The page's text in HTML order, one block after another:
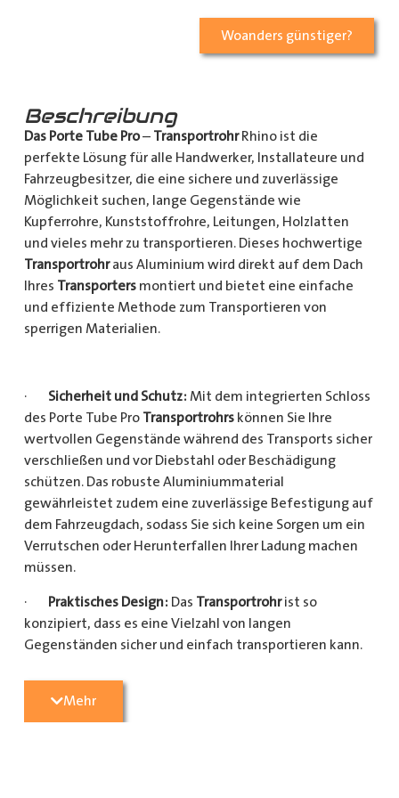
Woanders günstiger?
Beschreibung
Das Porte Tube Pro– TransportrohrRhino ist die
perfekte Lösung für alle Handwerker, Installateure und
Fahrzeugbesitzer, die eine sichere und zuverlässige
Möglichkeit suchen, lange Gegenstände wie
Kupferrohre, Kunststoffrohre, Leitungen, Holzlatten
und vieles mehr zu transportieren. Dieses hochwertige
Transportrohraus Aluminium wird direkt auf dem Dach
Ihres Transportersmontiert und bietet eine einfache
und effiziente Methode zum Transportieren von
sperrigen Materialien.
· Sicherheit und Schutz: Mit dem integrierten Schloss
des Porte Tube Pro Transportrohrskönnen Sie Ihre
wertvollen Gegenstände während des Transports sicher
verschließen und vor Diebstahl oder Beschädigung
schützen. Das robuste Aluminiummaterial
gewährleistet zudem eine zuverlässige Befestigung auf
dem Fahrzeugdach, sodass Sie sich keine Sorgen um ein
Verrutschen oder Herunterfallen Ihrer Ladung machen
müssen.
· Praktisches Design: Das Transportrohrist so
konzipiert, dass es eine Vielzahl von langen
Gegenständen sicher und einfach transportieren kann.
Kunststoffrohre für den Sanitärbereich oder Holzlatten
für den Bau benötigen, dieses
Mehr